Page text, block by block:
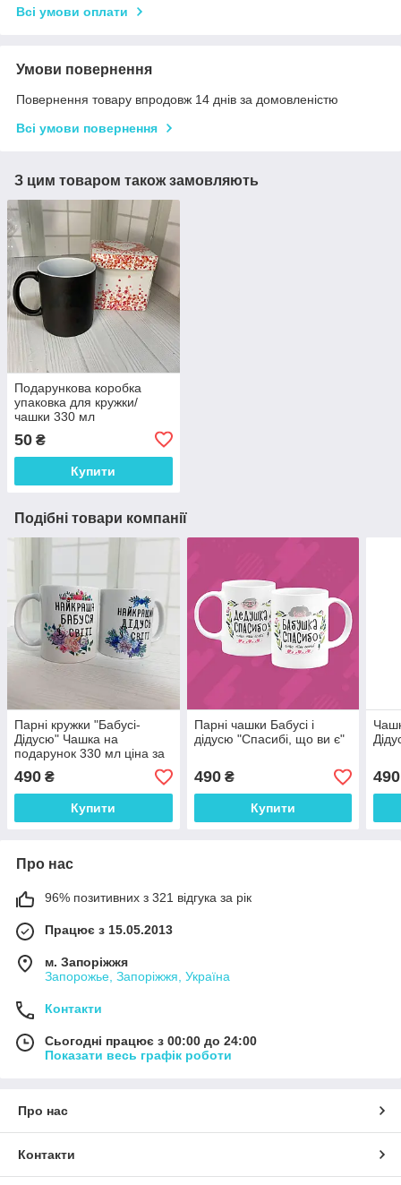
Всі умови оплати
Умови повернення
Повернення товару впродовж 14 днів за домовленістю
Всі умови повернення
З цим товаром також замовляють
Подарункова коробка
упаковка для кружки/
чашки 330 мл
50 ₴
Купити
Подібні товари компанії
Парні кружки "Бабусі-
Дідусю" Чашка на
подарунок 330 мл ціна за
пару
490 ₴
Купити
Парні чашки Бабусі і
дідусю "Спасибі, що ви є"
490₴
Купити
490
Про нас
96% позитивних з 321 відгука за рік
Працює з 15.05.2013
м. Запоріжжя
Запорожье, Запоріжжя, Україна
Контакти
Сьогодні працює з 00:00 до 24:00
Показати весь графік роботи
Про нас
Контакти